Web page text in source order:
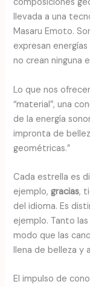
llevada a una
Masaru Emoto.
expresan
no crean ninguna
Lo que nos
“material”, una
de la energía
impronta de
geométricas.”
Cada estrella es
ejemplo, gracias,
del idioma. Es
ejemplo. Tanto
modo que las
llena de belleza y
El impulso de